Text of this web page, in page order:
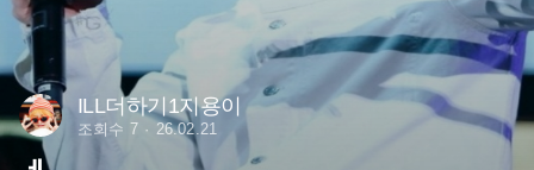
ILL더하기1지용이
조회수 7 26.02.21